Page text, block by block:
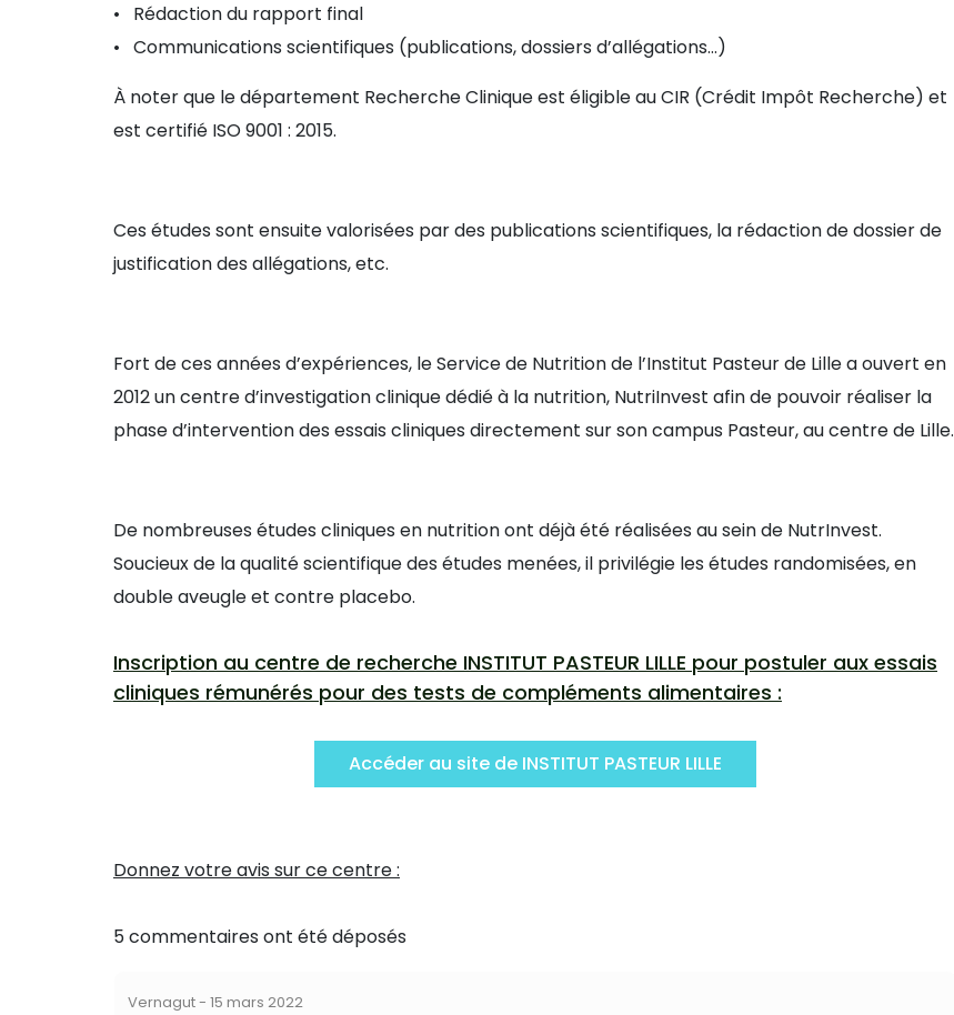
• Rédaction du rapport final
• Communications scientifiques (publications, dossiers d’allégations…)
À noter que le département Recherche Clinique est éligible au CIR (Crédit Impôt Recherche) et
est certifié ISO 9001 : 2015.
Ces études sont ensuite valorisées par des publications scientifiques, la rédaction de dossier de
justification des allégations, etc.
Fort de ces années d’expériences, le Service de Nutrition de l’Institut Pasteur de Lille a ouvert en
2012 un centre d’investigation clinique dédié à la nutrition, NutriInvest afin de pouvoir réaliser la
phase d’intervention des essais cliniques directement sur son campus Pasteur, au centre de Lille.
De nombreuses études cliniques en nutrition ont déjà été réalisées au sein de NutrInvest.
Soucieux de la qualité scientifique des études menées, il privilégie les études randomisées, en
double aveugle et contre placebo.
Inscription au centre de recherche INSTITUT PASTEUR LILLE pour postuler aux essais
cliniques rémunérés pour des tests de compléments alimentaires :
Accéder au site de INSTITUT PASTEUR LILLE
Donnez votre avis sur ce centre :
5 commentaires ont été déposés
Vernagut- 15 mars 2022